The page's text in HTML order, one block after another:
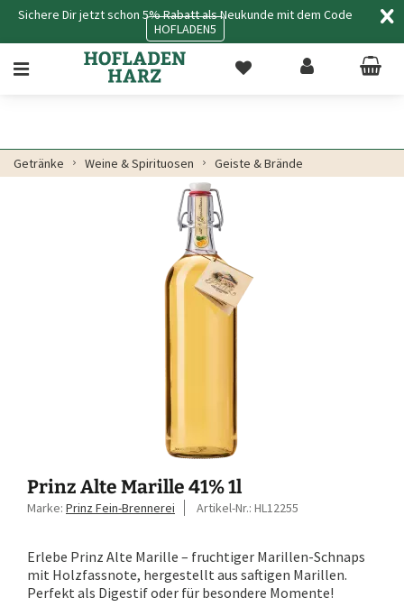
Sichere Dir jetzt schon 5% Rabatt als Neukunde mit dem Code
HOFLADEN5
Getränke Weine & Spirituosen Geiste & Brände
Prinz Alte Marille 41% 1l
Marke: Prinz Fein-Brennerei Artikel-Nr.: HL12255
Erlebe Prinz Alte Marille – fruchtiger Marillen-Schnaps
mit Holzfassnote, hergestellt aus saftigen Marillen.
Perfekt als Digestif oder für besondere Momente!